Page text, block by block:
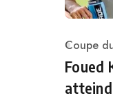
Category
Coupe
Foued